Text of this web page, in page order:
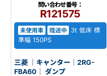
問い合わせ番号：
R121575
未使用車 陸送中
3t 低床 標
準幅 150PS
三菱 ｜キャンター｜2RG-
FBA60｜ ダンプ